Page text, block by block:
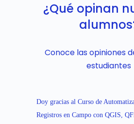
¿Qué opinan
Conoce las opiniones
estudiantes
Doy gracias al Curso de
Registros en Campo con QGIS,